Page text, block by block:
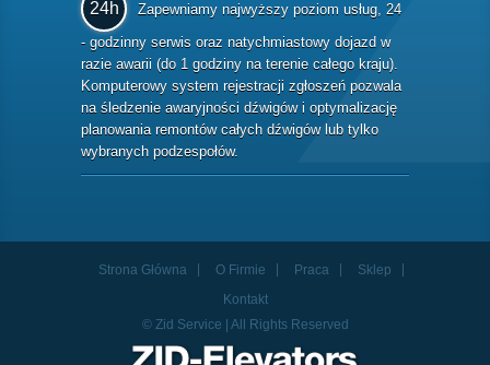
24h
Zapewniamy najwyższy poziom usług, 24
- godzinny serwis oraz natychmiastowy dojazd w
razie awarii (do 1 godziny na terenie całego kraju).
Komputerowy system rejestracji zgłoszeń pozwala
na śledzenie awaryjności dźwigów i optymalizację
planowania remontów całych dźwigów lub tylko
wybranych podzespołów.
Strona Główna O Firmie Praca
Sklep
Kontakt
© Zid Service | All Rights Reserved